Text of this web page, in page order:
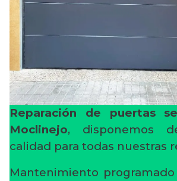
Reparación de puertas
Moclinejo, disponemos
calidad para todas nuestras
Mantenimiento